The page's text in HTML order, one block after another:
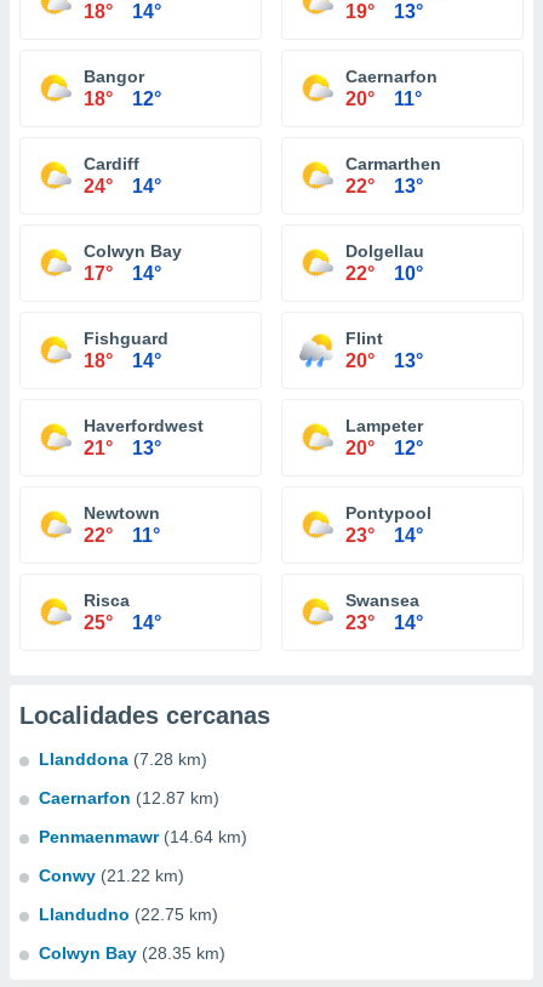
18° 14° 19° 13°
Bangor
18° 12°
Caernarfon
20° 11°
Cardiff
24° 14°
Carmarthen
22° 13°
Colwyn Bay
17° 14°
Dolgellau
22° 10°
Fishguard
18° 14°
Flint
20° 13°
Haverfordwest
21° 13°
Lampeter
20° 12°
Newtown
22° 11°
Pontypool
23° 14°
Risca
25° 14°
Swansea
23° 14°
Localidades cercanas
Llanddona (7.28 km)
Caernarfon (12.87 km)
Penmaenmawr (14.64 km)
Conwy (21.22 km)
Llandudno (22.75 km)
Colwyn Bay (28.35 km)